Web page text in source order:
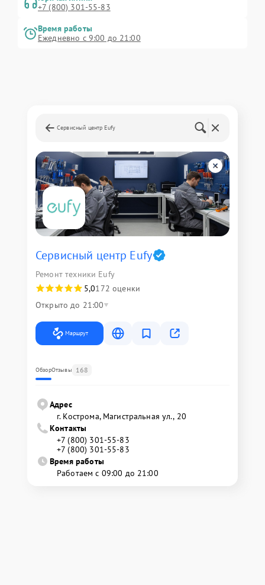
+7 (800) 301-55-83
Время работы
Ежедневно с 9:00 до 21:00
Сервисный центр Eufy
Сервисный центр Eufy
Ремонт техники Eufy
5,0172 оценки
Открыто до 21:00
Маршрут
ОбзорОтзывы 168
Адрес
г. Кострома, Магистральная ул., 20
Контакты
+7 (800) 301-55-83
+7 (800) 301-55-83
Время работы
Работаем с 09:00 до 21:00